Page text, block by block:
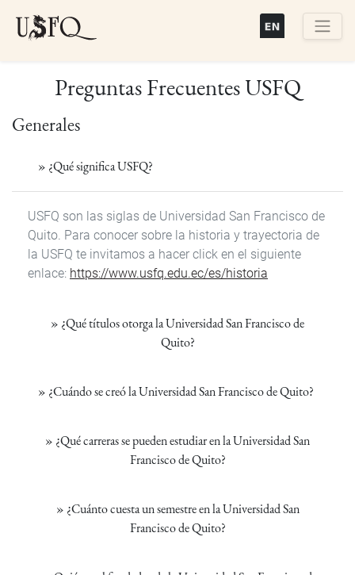
Preguntas Frecuentes USFQ
Generales
» ¿Qué significa USFQ?
USFQ son las siglas de Universidad San Francisco de
Quito. Para conocer sobre la historia y trayectoria de
la USFQ te invitamos a hacer click en el siguiente
enlace: https://www.usfq.edu.ec/es/historia
» ¿Qué títulos otorga la Universidad San Francisco de
Quito?
» ¿Cuándo se creó la Universidad San Francisco de Quito?
» ¿Qué carreras se pueden estudiar en la Universidad San
Francisco de Quito?
» ¿Cuánto cuesta un semestre en la Universidad San
Francisco de Quito?